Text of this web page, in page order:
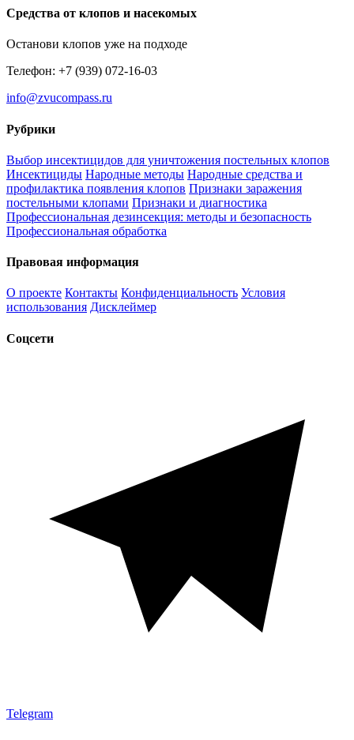
Средства от клопов и насекомых
Останови клопов уже на подходе
Телефон: +7 (939) 072-16-03
info@zvucompass.ru
Рубрики
Выбор инсектицидов для уничтожения постельных клопов
Инсектициды Народные методы Народные средства и
профилактика появления клопов Признаки заражения
постельными клопами Признаки и диагностика
Профессиональная дезинсекция: методы и безопасность
Профессиональная обработка
Правовая информация
О проекте Контакты Конфиденциальность Условия
использования Дисклеймер
Соцсети
Telegram